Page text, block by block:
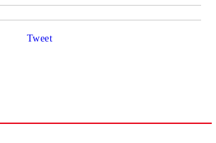
Tweet